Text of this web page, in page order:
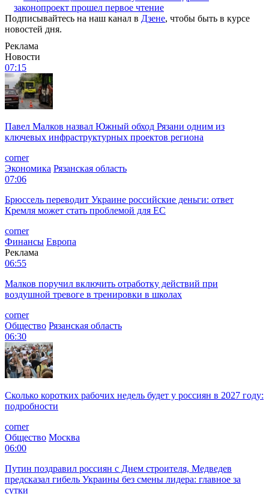
законопроект прошел первое чтение
Подписывайтесь на наш канал в Дзене, чтобы быть в курсе
новостей дня.
Реклама
Новости
07:15
Павел Малков назвал Южный обход Рязани одним из
ключевых инфраструктурных проектов региона
corner
Экономика Рязанская область
07:06
Брюссель переводит Украине российские деньги: ответ
Кремля может стать проблемой для EC
corner
Финансы Европа
Реклама
06:55
Малков поручил включить отработку действий при
воздушной тревоге в тренировки в школах
corner
Общество Рязанская область
06:30
Сколько коротких рабочих недель будет у россиян в 2027 году:
подробности
corner
Общество Москва
06:00
Путин поздравил россиян с Днем строителя, Медведев
предсказал гибель Украины без смены лидера: главное за
сутки